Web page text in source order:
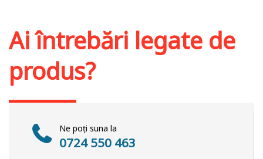
Ai întrebări legate de
produs?
Ne poți suna la
0724 550 463